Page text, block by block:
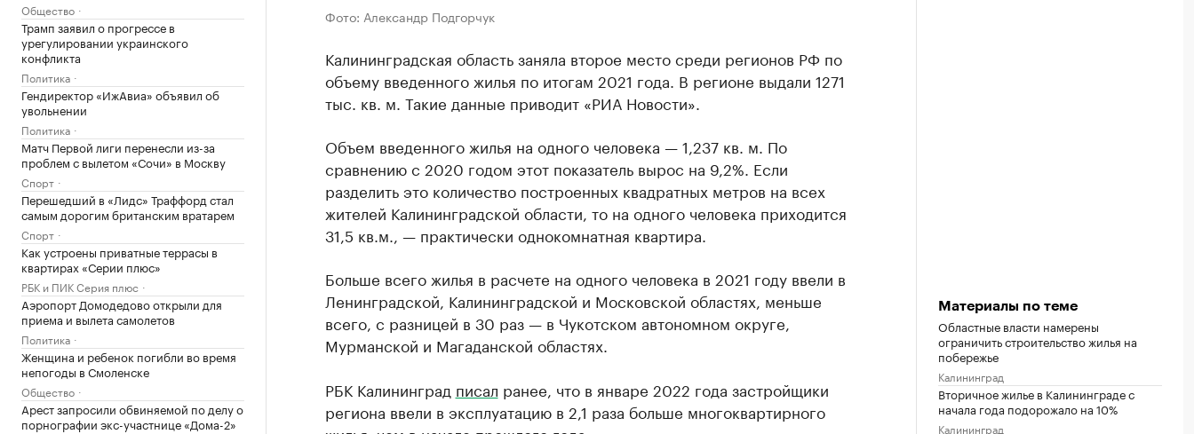
Общество
Трамп заявил о прогрессе в
урегулировании украинского
конфликта
Политика
Гендиректор «ИжАвиа» объявил об
увольнении
Политика
Матч Первой лиги перенесли из-за
проблем с вылетом «Сочи» в Москву
Спорт
Перешедший в «Лидс» Траффорд стал
самым дорогим британским вратарем
Спорт
Как устроены приватные террасы в
квартирах «Серии плюс»
РБК и ПИК Серия плюс
Аэропорт Домодедово открыли для
приема и вылета самолетов
Политика
Женщина и ребенок погибли во время
непогоды в Смоленске
Общество
Арест запросили обвиняемой по делу о
порнографии экс-участнице «Дома-2»
Фото: Александр Подгорчук
Калининградская область заняла второе место среди регионов РФ по
объему введенного жилья по итогам 2021 года. В регионе выдали 1271
тыс. кв. м. Такие данные приводит «РИА Новости».
Объем введенного жилья на одного человека — 1,237 кв. м. По
сравнению с 2020 годом этот показатель вырос на 9,2%. Если
разделить это количество построенных квадратных метров на всех
жителей Калининградской области, то на одного человека приходится
31,5 кв.м., — практически однокомнатная квартира.
Больше всего жилья в расчете на одного человека в 2021 году ввели в
Ленинградской, Калининградской и Московской областях, меньше
всего, с разницей в 30 раз — в Чукотском автономном округе,
Мурманской и Магаданской областях.
РБК Калининград писал ранее, что в январе 2022 года застройщики
региона ввели в эксплуатацию в 2,1 раза больше многоквартирного
Материалы по теме
Областные власти намерены
ограничить строительство жилья на
побережье
Калининград
Вторичное жилье в Калининграде с
начала года подорожало на 10%
Калининград